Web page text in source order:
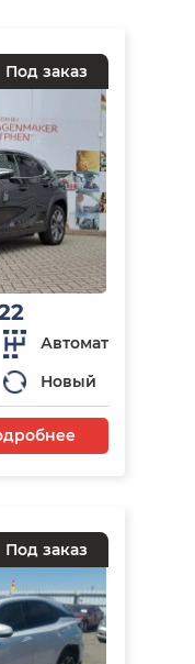
Под заказ
Автомат
Новый
Под заказ